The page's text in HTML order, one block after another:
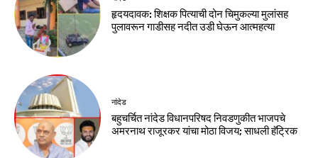
हृदयदावक: शिक्षक पित्याची दोन चिमुकल्या मुलांसह
पुलावरून गाडीसह नदीत उडी घेऊन आत्महत्या
नांदेड
बहुचर्चित नांदेड विधानपरिषद निवडणुकीत भाजपचे
अमरनाथ राजूरकर यांचा मोठा विजय; साधली हॅट्रिक